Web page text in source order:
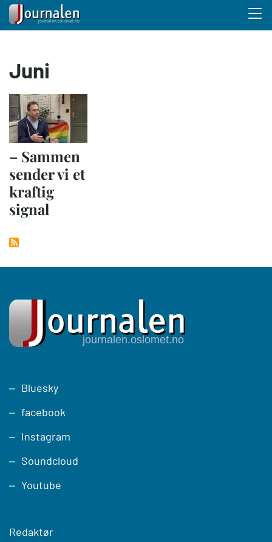
hovedinnhold
Juni
– Sammen
sender vi et
kraftig
signal
Footer
Bluesky
facebook
Instagram
Soundcloud
Youtube
Redaktør